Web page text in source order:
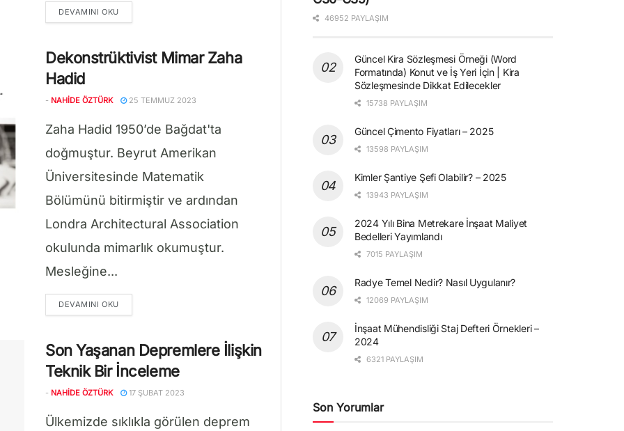
DEVAMINI OKUDETAILS
Dekonstrüktivist Mimar Zaha
Hadid
- NAHIDE ÖZTÜRK 25 TEMMUZ 2023
Zaha Hadid 1950’de Bağdat'ta
doğmuştur. Beyrut Amerikan
Üniversitesinde Matematik
Bölümünü bitirmiştir ve ardından
Londra Architectural Association
okulunda mimarlık okumuştur.
Mesleğine...
DEVAMINI OKUDETAILS
Son Yaşanan Depremlere İlişkin
Teknik Bir İnceleme
- NAHIDE ÖZTÜRK 17 ŞUBAT 2023
Ülkemizde sıklıkla görülen deprem
46952 PAYLAŞIM
Güncel Kira Sözleşmesi Örneği (Word
Formatında) Konut ve İş Yeri İçin | Kira
Sözleşmesinde Dikkat Edilecekler
15738 PAYLAŞIM
Güncel Çimento Fiyatları – 2025
13598 PAYLAŞIM
Kimler Şantiye Şefi Olabilir? – 2025
13943 PAYLAŞIM
2024 Yılı Bina Metrekare İnşaat Maliyet
Bedelleri Yayımlandı
7015 PAYLAŞIM
Radye Temel Nedir? Nasıl Uygulanır?
12069 PAYLAŞIM
İnşaat Mühendisliği Staj Defteri Örnekleri –
2024
6321 PAYLAŞIM
Son Yorumlar